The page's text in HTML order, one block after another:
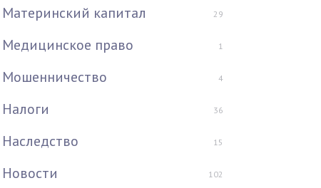
Материнский капитал 29
Медицинское право 1
Мошенничество 4
Налоги 36
Наследство 15
Новости 102